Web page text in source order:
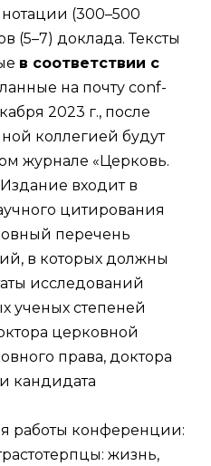
(300–500
(5–7) доклада. Тексты
в соответствии с
на почту conf-
2023 г., после
коллегией будут
журнале «Церковь.
Издание входит в
цитирования
перечень
в которых должны
исследований
ученых степеней
церковной
права, доктора
кандидата
работы конференции:
жизнь,